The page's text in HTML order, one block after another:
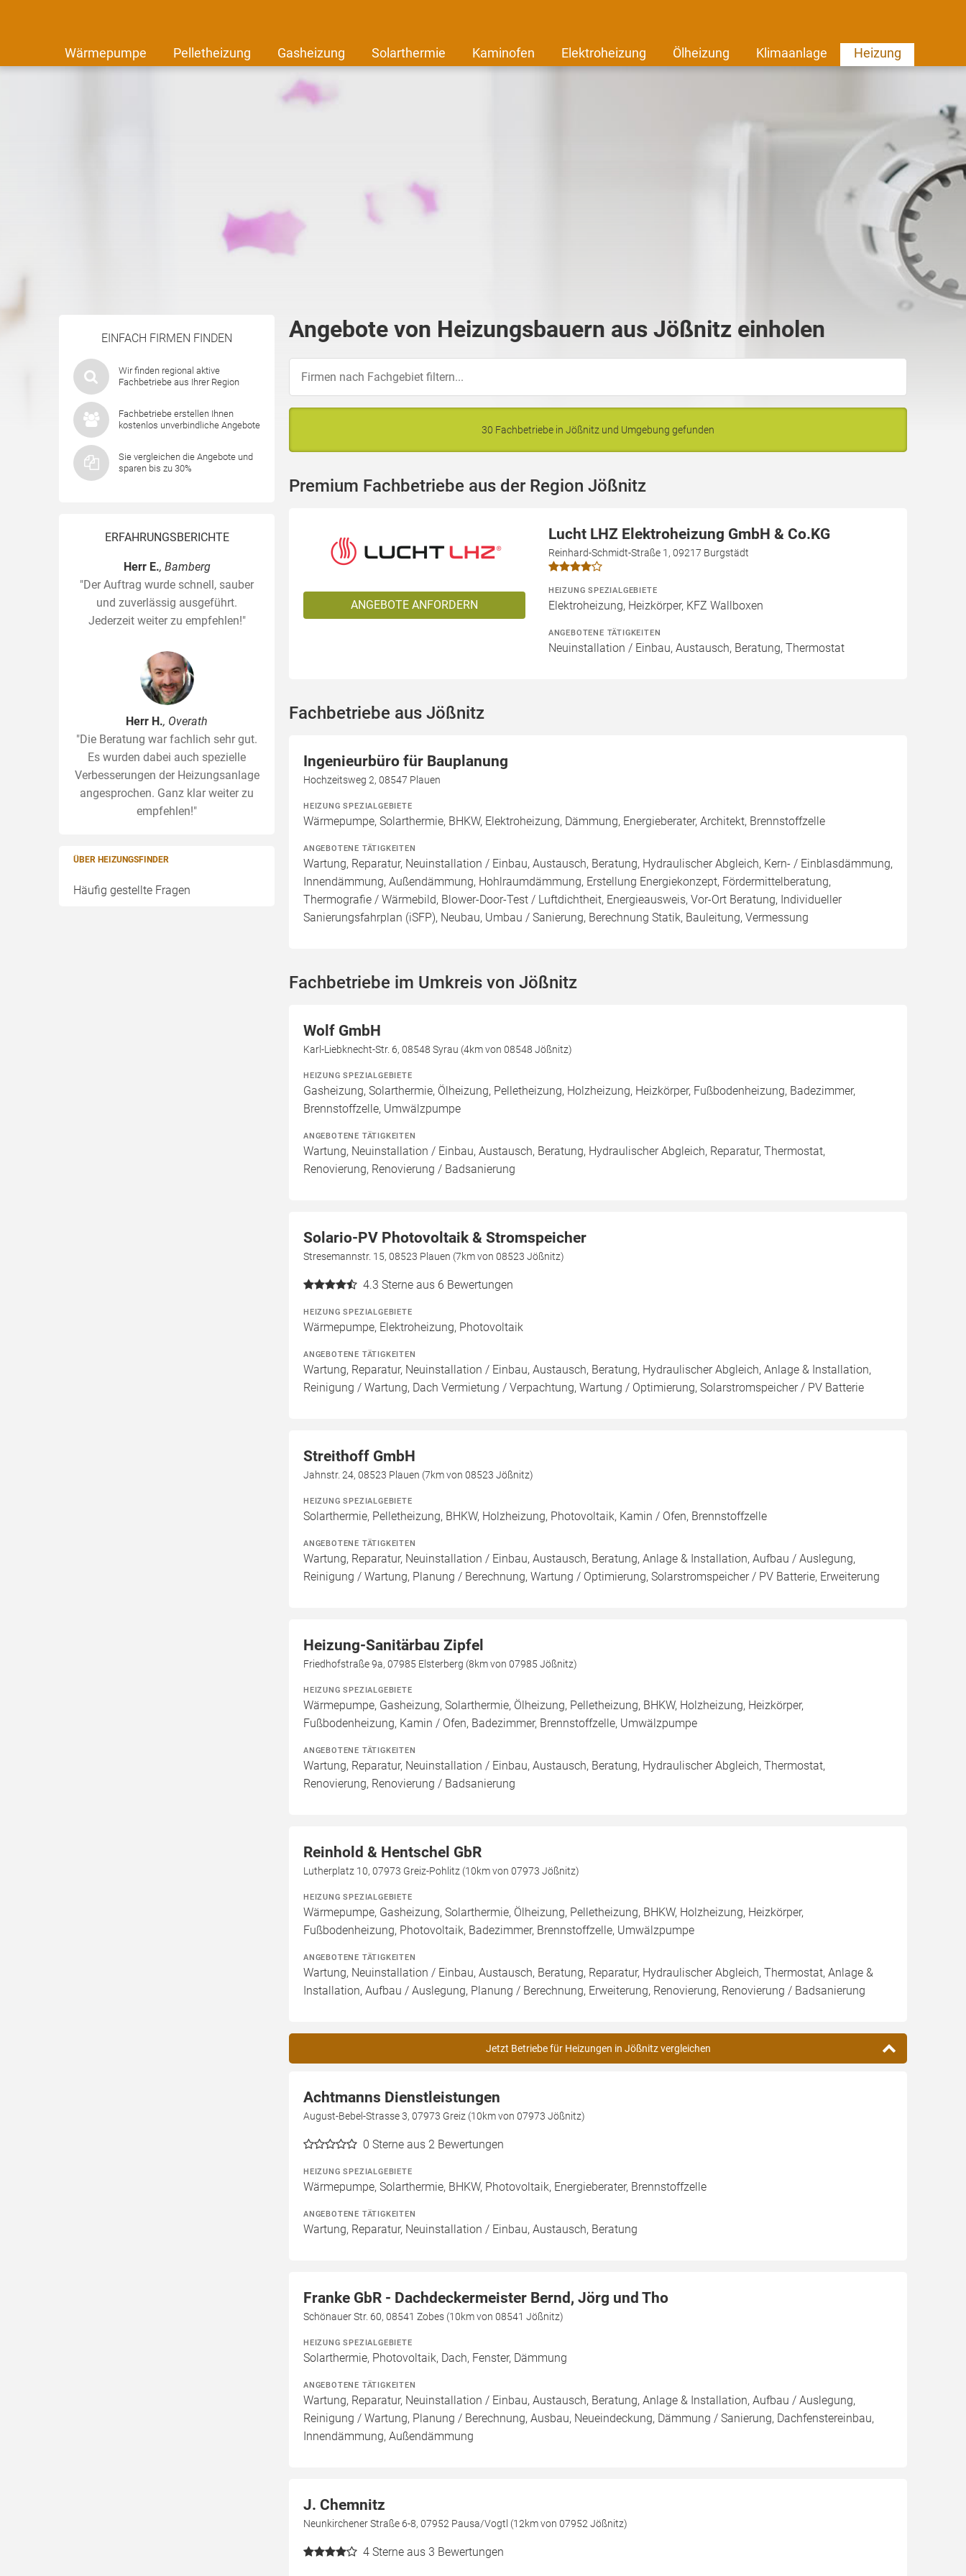
Wärmepumpe Pelletheizung Gasheizung Solarthermie Kaminofen Elektroheizung Ölheizung Klimaanlage Heizung
EINFACH FIRMEN FINDEN
Wir finden regional aktive
Fachbetriebe aus Ihrer Region
Fachbetriebe erstellen Ihnen
kostenlos unverbindliche Angebote
Sie vergleichen die Angebote und
sparen bis zu 30%
ERFAHRUNGSBERICHTE
Herr E., Bamberg
"Der Auftrag wurde schnell, sauber
und zuverlässig ausgeführt.
Jederzeit weiter zu empfehlen!"
Herr H., Overath
"Die Beratung war fachlich sehr gut.
Es wurden dabei auch spezielle
Verbesserungen der Heizungsanlage
angesprochen. Ganz klar weiter zu
empfehlen!"
ÜBER HEIZUNGSFINDER
Häufig gestellte Fragen
Angebote von Heizungsbauern aus Jößnitz einholen
30 Fachbetriebe in Jößnitz und Umgebung gefunden
Premium Fachbetriebe aus der Region Jößnitz
ANGEBOTE ANFORDERN
Lucht LHZ Elektroheizung GmbH & Co.KG
Reinhard-Schmidt-Straße 1, 09217 Burgstädt
HEIZUNG SPEZIALGEBIETE
Elektroheizung, Heizkörper, KFZ Wallboxen
ANGEBOTENE TÄTIGKEITEN
Neuinstallation / Einbau, Austausch, Beratung, Thermostat
Fachbetriebe aus Jößnitz
Ingenieurbüro für Bauplanung
Hochzeitsweg 2, 08547 Plauen
HEIZUNG SPEZIALGEBIETE
Wärmepumpe, Solarthermie, BHKW, Elektroheizung, Dämmung, Energieberater, Architekt, Brennstoffzelle
ANGEBOTENE TÄTIGKEITEN
Wartung, Reparatur, Neuinstallation / Einbau, Austausch, Beratung, Hydraulischer Abgleich, Kern- / Einblasdämmung,
Innendämmung, Außendämmung, Hohlraumdämmung, Erstellung Energiekonzept, Fördermittelberatung,
Thermografie / Wärmebild, Blower-Door-Test / Luftdichtheit, Energieausweis, Vor-Ort Beratung, Individueller
Sanierungsfahrplan (iSFP), Neubau, Umbau / Sanierung, Berechnung Statik, Bauleitung, Vermessung
Fachbetriebe im Umkreis von Jößnitz
Wolf GmbH
Karl-Liebknecht-Str. 6, 08548 Syrau (4km von 08548 Jößnitz)
HEIZUNG SPEZIALGEBIETE
Gasheizung, Solarthermie, Ölheizung, Pelletheizung, Holzheizung, Heizkörper, Fußbodenheizung, Badezimmer,
Brennstoffzelle, Umwälzpumpe
ANGEBOTENE TÄTIGKEITEN
Wartung, Neuinstallation / Einbau, Austausch, Beratung, Hydraulischer Abgleich, Reparatur, Thermostat,
Renovierung, Renovierung / Badsanierung
Solario-PV Photovoltaik & Stromspeicher
Stresemannstr. 15, 08523 Plauen (7km von 08523 Jößnitz)
4.3 Sterne aus 6 Bewertungen
HEIZUNG SPEZIALGEBIETE
Wärmepumpe, Elektroheizung, Photovoltaik
ANGEBOTENE TÄTIGKEITEN
Wartung, Reparatur, Neuinstallation / Einbau, Austausch, Beratung, Hydraulischer Abgleich, Anlage & Installation,
Reinigung / Wartung, Dach Vermietung / Verpachtung, Wartung / Optimierung, Solarstromspeicher / PV Batterie
Streithoff GmbH
Jahnstr. 24, 08523 Plauen (7km von 08523 Jößnitz)
HEIZUNG SPEZIALGEBIETE
Solarthermie, Pelletheizung, BHKW, Holzheizung, Photovoltaik, Kamin / Ofen, Brennstoffzelle
ANGEBOTENE TÄTIGKEITEN
Wartung, Reparatur, Neuinstallation / Einbau, Austausch, Beratung, Anlage & Installation, Aufbau / Auslegung,
Reinigung / Wartung, Planung / Berechnung, Wartung / Optimierung, Solarstromspeicher / PV Batterie, Erweiterung
Heizung-Sanitärbau Zipfel
Friedhofstraße 9a, 07985 Elsterberg (8km von 07985 Jößnitz)
HEIZUNG SPEZIALGEBIETE
Wärmepumpe, Gasheizung, Solarthermie, Ölheizung, Pelletheizung, BHKW, Holzheizung, Heizkörper,
Fußbodenheizung, Kamin / Ofen, Badezimmer, Brennstoffzelle, Umwälzpumpe
ANGEBOTENE TÄTIGKEITEN
Wartung, Reparatur, Neuinstallation / Einbau, Austausch, Beratung, Hydraulischer Abgleich, Thermostat,
Renovierung, Renovierung / Badsanierung
Reinhold & Hentschel GbR
Lutherplatz 10, 07973 Greiz-Pohlitz (10km von 07973 Jößnitz)
HEIZUNG SPEZIALGEBIETE
Wärmepumpe, Gasheizung, Solarthermie, Ölheizung, Pelletheizung, BHKW, Holzheizung, Heizkörper,
Fußbodenheizung, Photovoltaik, Badezimmer, Brennstoffzelle, Umwälzpumpe
ANGEBOTENE TÄTIGKEITEN
Wartung, Neuinstallation / Einbau, Austausch, Beratung, Reparatur, Hydraulischer Abgleich, Thermostat, Anlage &
Installation, Aufbau / Auslegung, Planung / Berechnung, Erweiterung, Renovierung, Renovierung / Badsanierung
Jetzt Betriebe für Heizungen in Jößnitz vergleichen
Achtmanns Dienstleistungen
August-Bebel-Strasse 3, 07973 Greiz (10km von 07973 Jößnitz)
0 Sterne aus 2 Bewertungen
HEIZUNG SPEZIALGEBIETE
Wärmepumpe, Solarthermie, BHKW, Photovoltaik, Energieberater, Brennstoffzelle
ANGEBOTENE TÄTIGKEITEN
Wartung, Reparatur, Neuinstallation / Einbau, Austausch, Beratung
Franke GbR - Dachdeckermeister Bernd, Jörg und Tho
Schönauer Str. 60, 08541 Zobes (10km von 08541 Jößnitz)
HEIZUNG SPEZIALGEBIETE
Solarthermie, Photovoltaik, Dach, Fenster, Dämmung
ANGEBOTENE TÄTIGKEITEN
Wartung, Reparatur, Neuinstallation / Einbau, Austausch, Beratung, Anlage & Installation, Aufbau / Auslegung,
Reinigung / Wartung, Planung / Berechnung, Ausbau, Neueindeckung, Dämmung / Sanierung, Dachfenstereinbau,
Innendämmung, Außendämmung
J. Chemnitz
Neunkirchener Straße 6-8, 07952 Pausa/Vogtl (12km von 07952 Jößnitz)
4 Sterne aus 3 Bewertungen